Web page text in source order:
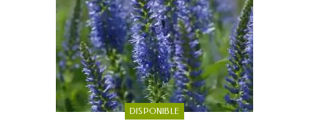
DISPONIBLE